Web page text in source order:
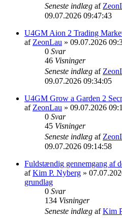
Seneste indlæg af
09.07.2026 09:47:43
U4GM Aion 2 Trading
af ZeonLau » 09.07.2026
0 Svar
46 Visninger
Seneste indlæg af
09.07.2026 09:34:05
U4GM Grow a Garden 2
af ZeonLau » 09.07.2026
0 Svar
45 Visninger
Seneste indlæg af
09.07.2026 09:14:58
Fuldstændig gennemgang af
afKim P. Nyberg »
grundlag
0 Svar
134 Visninger
Seneste indlæg afKim